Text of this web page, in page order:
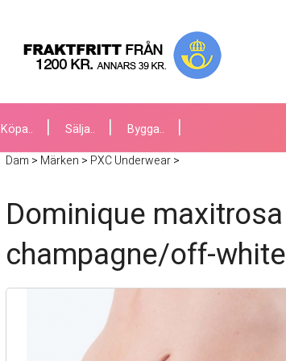
Köpa.. Sälja.. Bygga..
Dam > Märken > PXC Underwear>
Dominique maxitrosa
champagne/off-white